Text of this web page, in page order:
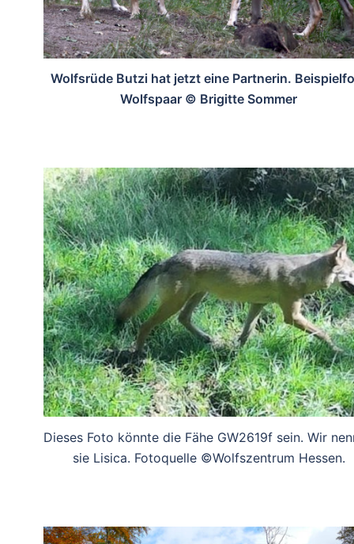
Wolfsrüde Butzi hat jetzt eine Partnerin.
Wolfspaar © Brigitte Sommer
Dieses Foto könnte die Fähe GW2619f sein. Wir
sie Lisica. Fotoquelle ©Wolfszentrum Hessen.